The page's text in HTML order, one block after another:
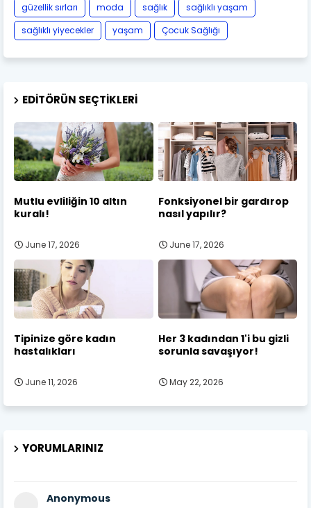
güzellik sırları
moda sağlık
sağlıklı yaşam
sağlıklı yiyecekler
yaşam Çocuk Sağlığı
EDITÖRÜN SEÇTIKLERI
Mutlu evliliğin 10 altın
kuralı!
June 17, 2026
Fonksiyonel bir gardırop
nasıl yapılır?
June 17, 2026
Tipinize göre kadın
hastalıkları
June 11, 2026
Her 3 kadından 1'i bu gizli
sorunla savaşıyor!
May 22, 2026
YORUMLARINIZ
Anonymous